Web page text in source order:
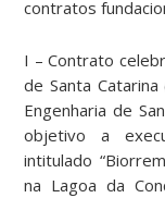
contratos
I – Contrato
de Santa Catarina
Engenharia de
objetivo a
intitulado
na Lagoa da